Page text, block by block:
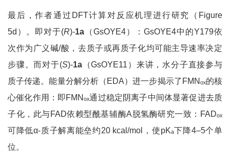
最后，作者通过DFT计算对反应机理进行研究（Figure
5d）。即对于(R)-1a （GsOYE4）：GsOYE4中的Y179依
次作为广义碱/酸，去质子或再质子化均可能主导速率决定
步骤。而对于(S)-1a（GsOYE11）来讲，水分子直接参与
质子传递。能量分解分析（EDA）进一步揭示了FMNₒₓ的核
心催化作用：即FMNₒₓ通过稳定阴离子中间体显著促进去质
子化，此与FAD依赖型酰基辅酶A脱氢酶研究一致：FADₒₓ
可降低α-质子解离能垒约20 kcal/mol，使pKₐ下降4–5个单
位。